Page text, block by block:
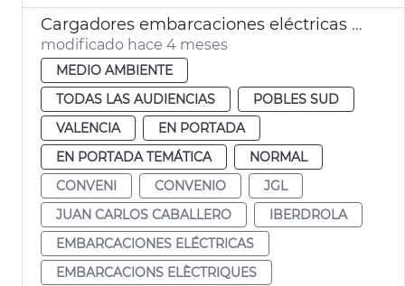
Cargadores embarcaciones eléctricas Albufera
modificado hace 4 meses
MEDIO AMBIENTE
TODAS LAS AUDIENCIAS
POBLES SUD
VALENCIA
EN PORTADA
EN PORTADA TEMÁTICA
NORMAL
CONVENI
CONVENIO
JGL
JUAN CARLOS CABALLERO
IBERDROLA
EMBARCACIONES ELÉCTRICAS
EMBARCACIONS ELÈCTRIQUES